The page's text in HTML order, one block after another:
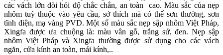
các vách lớn đòi hỏi độ chắc chắn, an toàn cao. Màu sắc của nẹp
nhôm tuỳ thuộc vào yêu cầu, sở thích mà có thể sơn thường, sơn
tĩnh điện, mạ vàng PVD. Một số màu sắc nẹp sập nhôm Việt Pháp,
Xingfa được ưa chuộng là: màu vân gỗ, trắng sứ, đen. Nẹp sập
nhôm Việt Pháp và Xingfa thường được sử dụng cho các vách
ngăn, cửa kính an toàn, mái kính,..